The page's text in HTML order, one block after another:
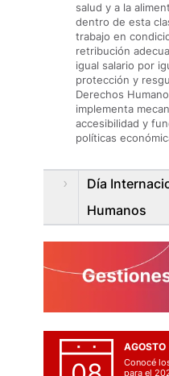
salud y a la
dentro de esta
trabajo en
retribución
igual salario por
protección y
Derechos
implementa
accesibilidad y
políticas
Día
Humanos
AGOSTO
Conocé
para el